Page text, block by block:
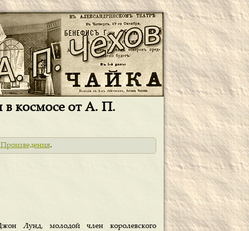
космосе от А. П.
Произведения.
Лунд, молодой член королевского